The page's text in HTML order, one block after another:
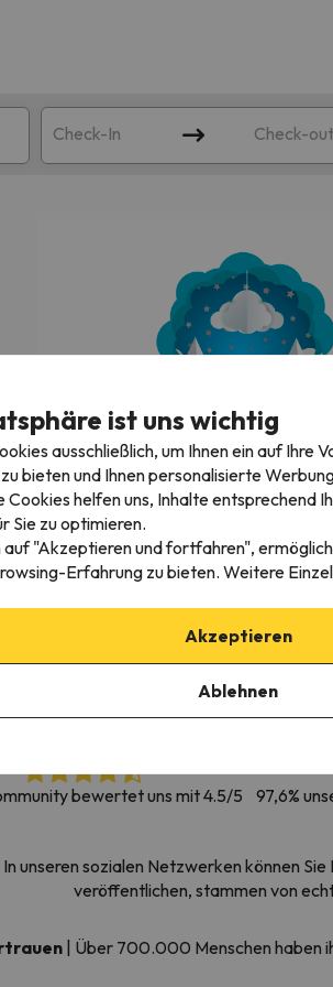
Check-In Check-out
Ihrer Suche entsprechen. Versuchen Sie,
Sobald er seinen Kompass gefunden
Wir suchen gerade die besten
bewertet uns mit 4.5/5
97,6%
unseren sozialen Netzwerken können
veröffentlichen, stammen von
Über 700.000 Menschen haben
ist uns wichtig
ausschließlich, um Ihnen ein auf Ihre
bieten und Ihnen personalisierte
Cookies helfen uns, Inhalte entsprechend
Sie zu optimieren.
auf "Akzeptieren und fortfahren",
Erfahrung zu bieten. Weitere
Akzeptieren
Ablehnen